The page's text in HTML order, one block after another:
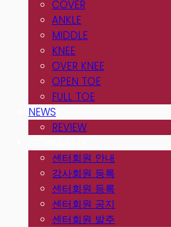
COVER
ANKLE
MIDDLE
KNEE
OVER KNEE
OPEN TOE
FULL TOE
NEWS
REVIEW
센터회원 안내
강사회원 등록
센터회원 등록
센터회원 공지
센터회원 발주